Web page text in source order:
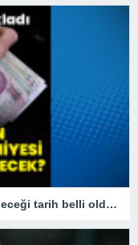
EYT’lilerin bayram ikramiyesinin ödeneceği tarih belli oldu! 2023 EYT bayram ikramiyesi ne zaman yatacak?